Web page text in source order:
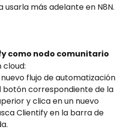
usarla más adelante en N8N.
como nodo comunitario
cloud:
flujo de automatización
botón correspondiente de la
y clica en un nuevo
Clientify en la barra de